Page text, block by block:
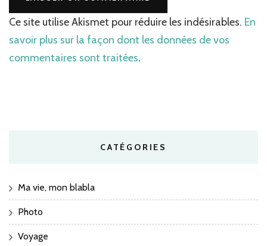
Ce site utilise Akismet pour réduire les indésirables. En
savoir plus sur la façon dont les données de vos
commentaires sont traitées.
CATÉGORIES
Ma vie, mon blabla
Photo
Voyage